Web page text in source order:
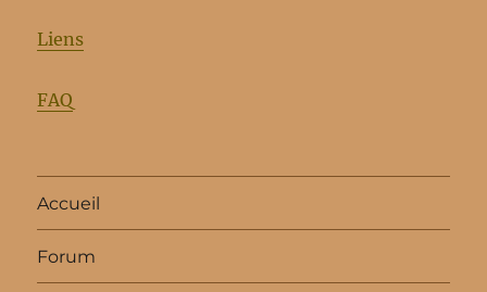
Liens
FAQ
Accueil
Forum